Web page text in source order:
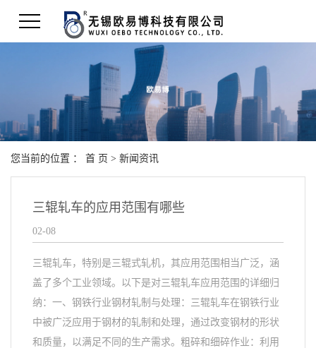
您当前的位置 ： 首 页 > 新闻资讯
三辊轧车的应用范围有哪些
02-08
三辊轧车，特别是三辊式轧机，其应用范围相当广泛，涵
盖了多个工业领域。以下是对三辊轧车应用范围的详细归
纳：一、钢铁行业钢材轧制与处理：三辊轧车在钢铁行业
中被广泛应用于钢材的轧制和处理，通过改变钢材的形状
和质量，以满足不同的生产需求。粗碎和细碎作业：利用